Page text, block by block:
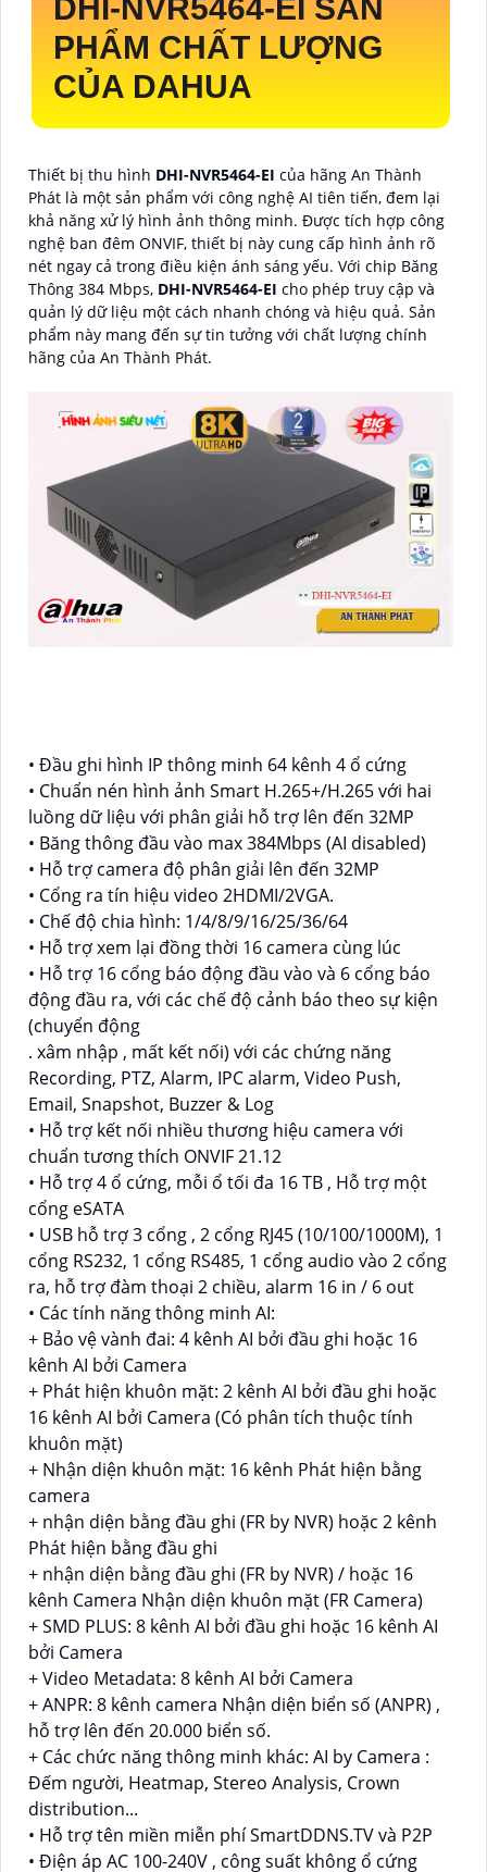
DHI-NVR5464-EI SẢN
PHẨM CHẤT LƯỢNG
CỦA DAHUA
Thiết bị thu hình DHI-NVR5464-EI của hãng An Thành
Phát là một sản phẩm với công nghệ AI tiên tiến, đem lại
khả năng xử lý hình ảnh thông minh. Được tích hợp công
nghệ ban đêm ONVIF, thiết bị này cung cấp hình ảnh rõ
nét ngay cả trong điều kiện ánh sáng yếu. Với chip Băng
Thông 384 Mbps, DHI-NVR5464-EI cho phép truy cập và
quản lý dữ liệu một cách nhanh chóng và hiệu quả. Sản
phẩm này mang đến sự tin tưởng với chất lượng chính
hãng của An Thành Phát.
• Đầu ghi hình IP thông minh 64 kênh 4 ổ cứng
• Chuẩn nén hình ảnh Smart H.265+/H.265 với hai
luồng dữ liệu với phân giải hỗ trợ lên đến 32MP
• Băng thông đầu vào max 384Mbps (AI disabled)
• Hỗ trợ camera độ phân giải lên đến 32MP
• Cổng ra tín hiệu video 2HDMI/2VGA.
• Chế độ chia hình: 1/4/8/9/16/25/36/64
• Hỗ trợ xem lại đồng thời 16 camera cùng lúc
• Hỗ trợ 16 cổng báo động đầu vào và 6 cổng báo
động đầu ra, với các chế độ cảnh báo theo sự kiện
(chuyển động
. xâm nhập , mất kết nối) với các chứng năng
Recording, PTZ, Alarm, IPC alarm, Video Push,
Email, Snapshot, Buzzer & Log
• Hỗ trợ kết nối nhiều thương hiệu camera với
chuẩn tương thích ONVIF 21.12
• Hỗ trợ 4 ổ cứng, mỗi ổ tối đa 16 TB , Hỗ trợ một
cổng eSATA
• USB hỗ trợ 3 cổng , 2 cổng RJ45 (10/100/1000M), 1
cổng RS232, 1 cổng RS485, 1 cổng audio vào 2 cổng
ra, hỗ trợ đàm thoại 2 chiều, alarm 16 in / 6 out
• Các tính năng thông minh AI:
+ Bảo vệ vành đai: 4 kênh AI bởi đầu ghi hoặc 16
kênh AI bởi Camera
+ Phát hiện khuôn mặt: 2 kênh AI bởi đầu ghi hoặc
16 kênh AI bởi Camera (Có phân tích thuộc tính
khuôn mặt)
+ Nhận diện khuôn mặt: 16 kênh Phát hiện bằng
camera
+ nhận diện bằng đầu ghi (FR by NVR) hoặc 2 kênh
Phát hiện bằng đầu ghi
+ nhận diện bằng đầu ghi (FR by NVR) / hoặc 16
kênh Camera Nhận diện khuôn mặt (FR Camera)
+ SMD PLUS: 8 kênh AI bởi đầu ghi hoặc 16 kênh AI
bởi Camera
+ Video Metadata: 8 kênh AI bởi Camera
+ ANPR: 8 kênh camera Nhận diện biển số (ANPR) ,
hỗ trợ lên đến 20.000 biển số.
+ Các chức năng thông minh khác: AI by Camera :
Đếm người, Heatmap, Stereo Analysis, Crown
distribution...
• Hỗ trợ tên miền miễn phí SmartDDNS.TV và P2P
• Điện áp AC 100-240V , công suất không ổ cứng